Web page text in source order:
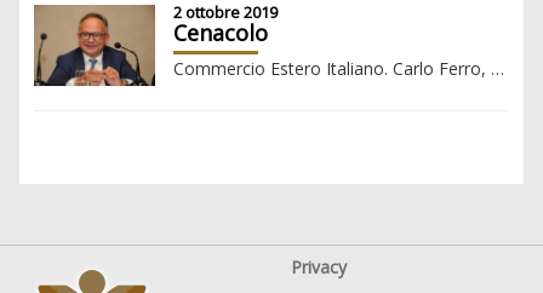
2 ottobre 2019
Cenacolo
Commercio Estero Italiano. Carlo Ferro, Presidente ICE
Privacy